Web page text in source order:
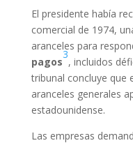
El presidente había
comercial de 1974,
aranceles para
pagos
3
, incluidos
tribunal concluye que
aranceles generales
estadounidense.
Las empresas